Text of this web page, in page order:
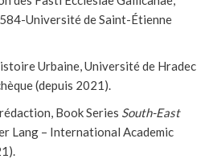
Université de Saint-Étienne
Urbaine, Université de Hradec
(depuis 2021).
Book Series South-East
Lang – International Academic